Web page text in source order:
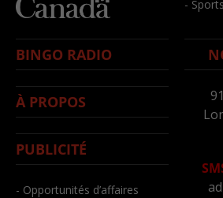
- Sports
BINGO RADIO
À PROPOS
PUBLICITÉ
- Opportunités d’affaires